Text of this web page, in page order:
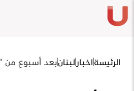
الرئيسةاخبار لبنانبعد أسبوع من